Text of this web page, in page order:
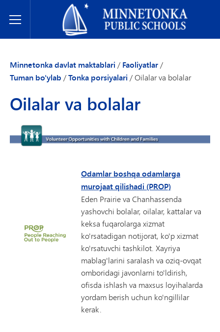
Toggle Menu
Minnetonka davlat maktablari
Minnetonka davlat maktablari / Faoliyatlar/
Tuman bo'ylab /Tonka porsiyalari /Oilalar va bolalar
Oilalar va bolalar
Odamlar boshqa odamlarga
murojaat qilishadi (PROP)
Eden Prairie va Chanhassenda
yashovchi bolalar, oilalar, kattalar va
keksa fuqarolarga xizmat
ko'rsatadigan notijorat, ko'p xizmat
ko'rsatuvchi tashkilot. Xayriya
mablag'larini saralash va oziq-ovqat
omboridagi javonlarni to'ldirish,
ofisda ishlash va maxsus loyihalarda
yordam berish uchun ko'ngillilar
kerak.